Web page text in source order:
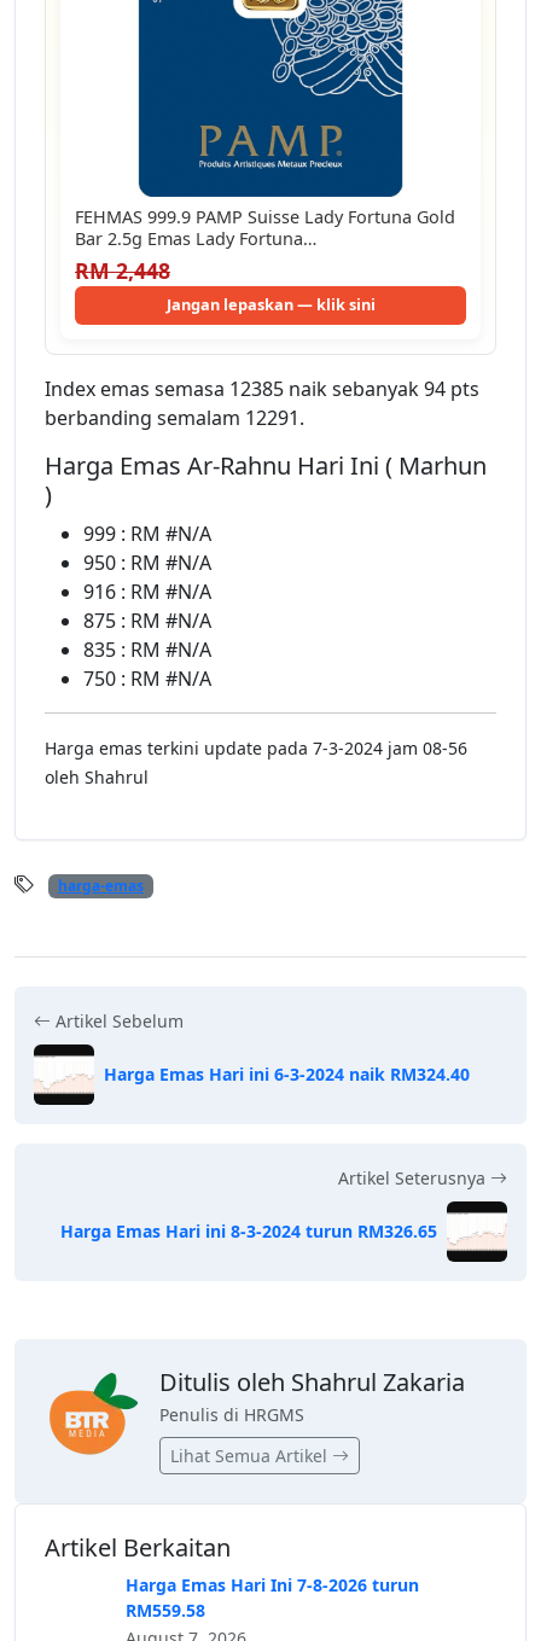
FEHMAS 999.9 PAMP Suisse Lady Fortuna Gold
Bar 2.5g Emas Lady Fortuna…
RM 2,448
Jangan lepaskan — klik sini
Index emas semasa 12385 naik sebanyak 94 pts
berbanding semalam 12291.
Harga Emas Ar-Rahnu Hari Ini ( Marhun
)
999 : RM #N/A
950 : RM #N/A
916 : RM #N/A
875 : RM #N/A
835 : RM #N/A
750 : RM #N/A
Harga emas terkini update pada 7-3-2024 jam 08-56
oleh Shahrul
harga-emas
Artikel Sebelum
Harga Emas Hari ini 6-3-2024 naik RM324.40
Artikel Seterusnya
Harga Emas Hari ini 8-3-2024 turun RM326.65
Ditulis oleh Shahrul Zakaria
Penulis di HRGMS
Lihat Semua Artikel
Artikel Berkaitan
Harga Emas Hari Ini 7-8-2026 turun
RM559.58